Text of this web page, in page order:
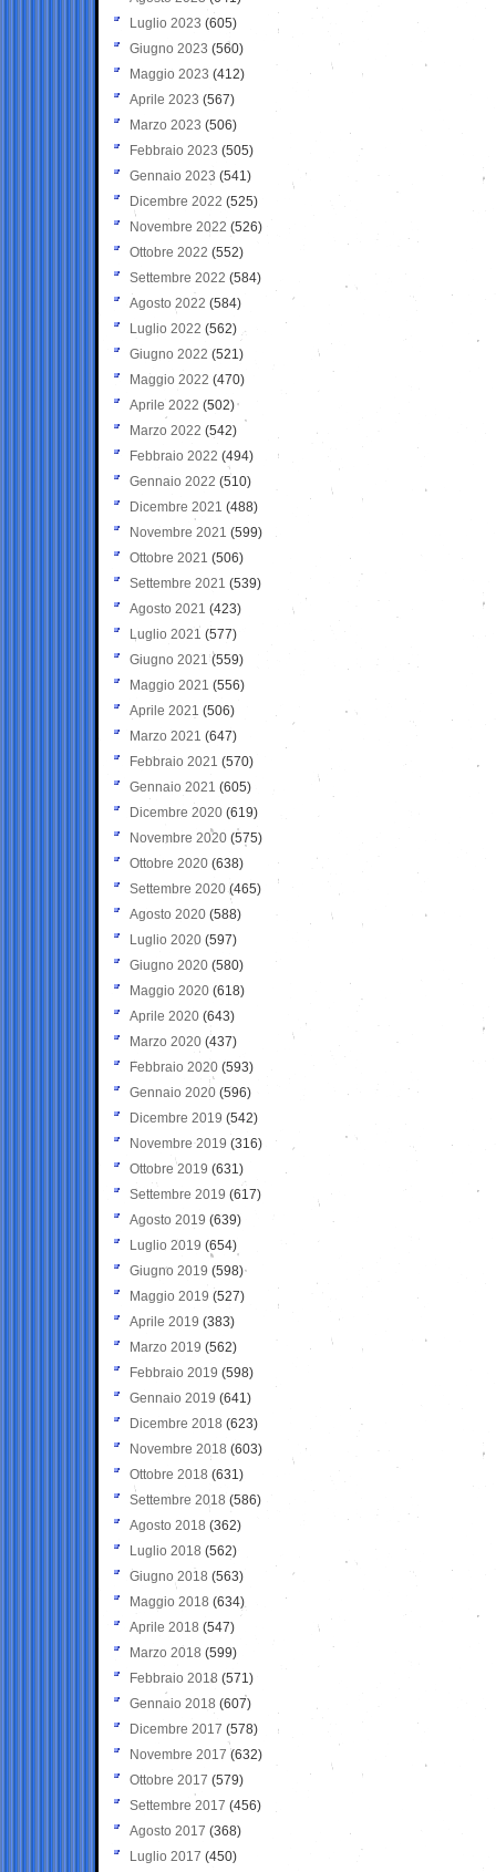
Luglio 2023 (605)
Giugno 2023 (560)
Maggio 2023 (412)
Aprile 2023 (567)
Marzo 2023 (506)
Febbraio 2023 (505)
Gennaio 2023 (541)
Dicembre 2022 (525)
Novembre 2022 (526)
Ottobre 2022 (552)
Settembre 2022 (584)
Agosto 2022 (584)
Luglio 2022 (562)
Giugno 2022 (521)
Maggio 2022 (470)
Aprile 2022 (502)
Marzo 2022 (542)
Febbraio 2022 (494)
Gennaio 2022 (510)
Dicembre 2021 (488)
Novembre 2021 (599)
Ottobre 2021 (506)
Settembre 2021 (539)
Agosto 2021 (423)
Luglio 2021 (577)
Giugno 2021(559)
Maggio 2021 (556)
Aprile 2021 (506)
Marzo 2021 (647)
Febbraio 2021 (570)
Gennaio 2021 (605)
Dicembre 2020 (619)
Novembre 2020 (575)
Ottobre 2020 (638)
Settembre 2020(465)
Agosto 2020 (588)
Luglio 2020 (597)
Giugno 2020 (580)
Maggio 2020 (618)
Aprile 2020 (643)
Marzo 2020 (437)
Febbraio 2020 (593)
Gennaio 2020 (596)
Dicembre 2019 (542)
Novembre 2019 (316)
Ottobre 2019 (631)
Settembre 2019 (617)
Agosto 2019 (639)
Luglio 2019 (654)
Giugno 2019 (598)
Maggio 2019 (527)
Aprile 2019 (383)
Marzo 2019 (562)
Febbraio 2019 (598)
Gennaio 2019 (641)
Dicembre 2018 (623)
Novembre 2018 (603)
Ottobre 2018 (631)
Settembre 2018 (586)
Agosto 2018 (362)
Luglio 2018 (562)
Giugno 2018 (563)
Maggio 2018 (634)
Aprile 2018 (547)
Marzo 2018 (599)
Febbraio 2018 (571)
Gennaio 2018 (607)
Dicembre 2017 (578)
Novembre 2017 (632)
Ottobre 2017 (579)
Settembre 2017 (456)
Agosto 2017 (368)
Luglio 2017 (450)